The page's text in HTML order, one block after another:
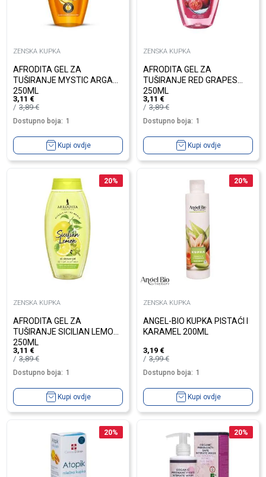
ZENSKA KUPKA
AFRODITA GEL ZA
TUŠIRANJE MYSTIC ARGAN
250ML
3,11 €
3,89€
Dostupno boja: 1
Kupi ovdje
ZENSKA KUPKA
AFRODITA GEL ZA
TUŠIRANJE RED GRAPES
250ML
3,11 €
3,89€
Dostupno boja: 1
Kupi ovdje
20%
ZENSKA KUPKA
AFRODITA GEL ZA
TUŠIRANJE SICILIAN LEMON
250ML
3,11 €
3,89€
Dostupno boja: 1
Kupi ovdje
20%
ZENSKA KUPKA
ANGEL-BIO KUPKA PISTAĆI I
KARAMEL 200ML
3,19 €
3,99€
Dostupno boja: 1
Kupi ovdje
20% 20%